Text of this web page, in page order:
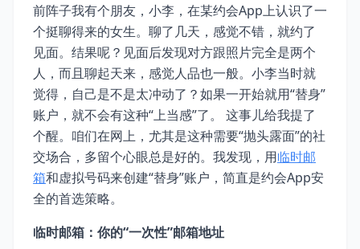
前阵子我有个朋友，小李，在某约会App上认识了一
个挺聊得来的女生。聊了几天，感觉不错，就约了
见面。结果呢？见面后发现对方跟照片完全是两个
人，而且聊起天来，感觉人品也一般。小李当时就
觉得，自己是不是太冲动了？如果一开始就用“替身”
账户，就不会有这种“上当感”了。 这事儿给我提了
个醒。咱们在网上，尤其是这种需要“抛头露面”的社
交场合，多留个心眼总是好的。我发现，用临时邮
箱和虚拟号码来创建“替身”账户，简直是约会App安
全的首选策略。
临时邮箱：你的“一次性”邮箱地址